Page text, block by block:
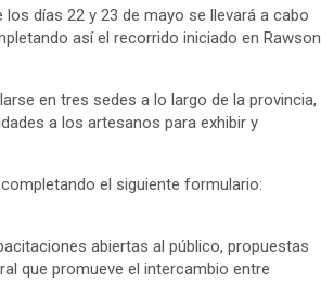
días 22 y 23 de mayo se llevará a cabo
así el recorrido iniciado en Rawson
en tres sedes a lo largo de la provincia,
a los artesanos para exhibir y
el siguiente formulario:
abiertas al público, propuestas
que promueve el intercambio entre